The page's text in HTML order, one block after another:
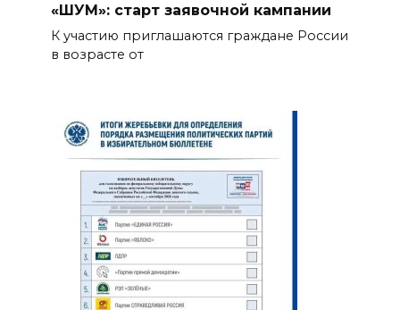
«ШУМ»: старт заявочной кампании
К участию приглашаются граждане России
в возрасте от